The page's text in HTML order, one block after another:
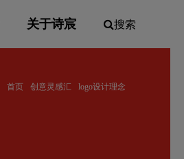
关于诗宸 搜索
首页 创意灵感汇
logo设计理念